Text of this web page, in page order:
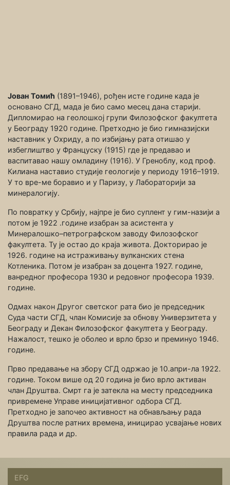
Јован Томић (1891–1946), рођен исте године када је
основано СГД, мада је био само месец дана старији.
Дипломирао на геолошкој групи Филозофског факултета
у Београду 1920 године. Претходно је био гимназијски
наставник у Охриду, а по избијању рата отишао у
избеглиштво у Француску (1915) где је предавао и
васпитавао нашу омладину (1916). У Греноблу, код проф.
Килиана наставио студије геологије у периоду 1916–1919.
У то вре-ме боравио и у Паризу, у Лабораторији за
минералогију.
По повратку у Србију, најпре је био суплент у гим-назији а
потом је 1922 .године изабран за асистента у
Минералошко–петрографском заводу Филозофског
факултета. Ту је остао до краја живота. Докторирао је
1926. године на истраживању вулканских стена
Котленика. Потом је изабран за доцента 1927. године,
ванредног професора 1930 и редовног професора 1939.
године.
Одмах након Другог светског рата био је председник
Суда части СГД, члан Комисије за обнову Универзитета у
Београду и Декан Филозофског факултета у Београду.
Нажалост, тешко је оболео и врло брзо и преминуо 1946.
године.
Прво предавање на збору СГД одржао је 10.апри-ла 1922.
године. Током више од 20 година је био врло активан
члан Друштва. Смрт га је затекла на месту председника
привремене Управе иницијативног одбора СГД.
Претходно је започео активност на обнављању рада
Друштва после ратних времена, иницирао усвајање нових
правила рада и др.
EFG